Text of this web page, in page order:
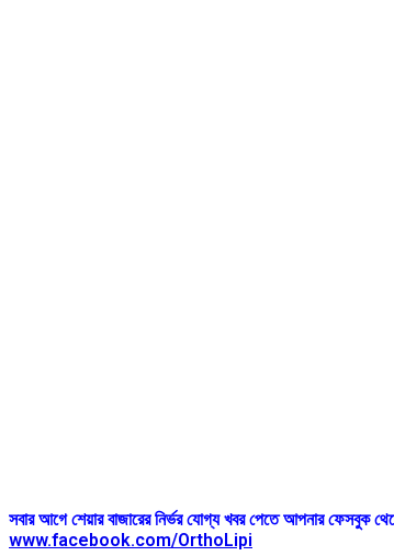
সবার আগে শেয়ার বাজারের নির্ভর যোগ্য খবর পেতে আপনার
www.facebook.com/OrthoLipi